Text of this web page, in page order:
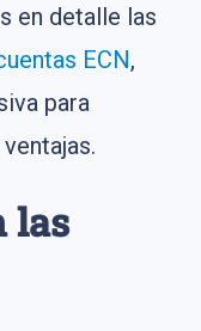
en detalle las
ECN,
para
las